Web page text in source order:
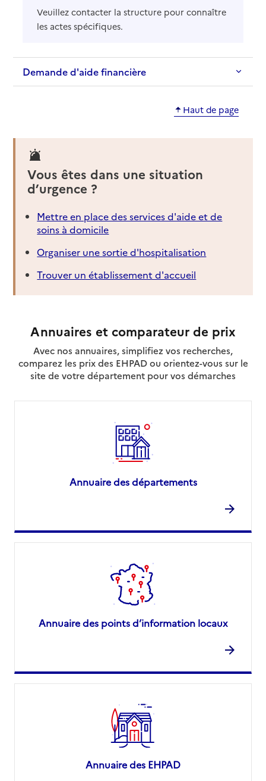
Veuillez contacter la structure pour connaître
les actes spécifiques.
Demande d'aide financière
Haut de page
Vous êtes dans une situation
d’urgence ?
Mettre en place des services d'aide et de
soins à domicile
Organiser une sortie d'hospitalisation
Trouver un établissement d'accueil
Annuaires et comparateur de prix
Avec nos annuaires, simplifiez vos recherches,
comparez les prix des EHPAD ou orientez-vous sur le
site de votre département pour vos démarches
Annuaire des départements
Annuaire des points d’information locaux
Annuaire des EHPAD